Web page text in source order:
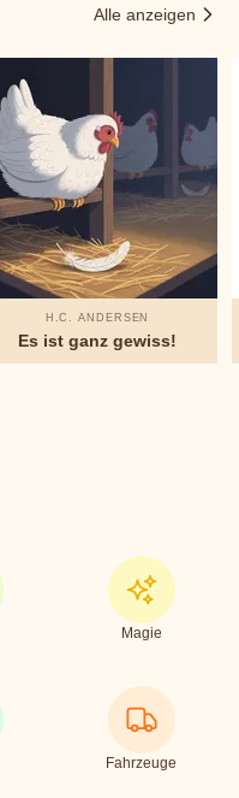
Alle anzeigen
H.C. ANDERSEN
Es ist ganz gewiss!
Magie
Fahrzeuge